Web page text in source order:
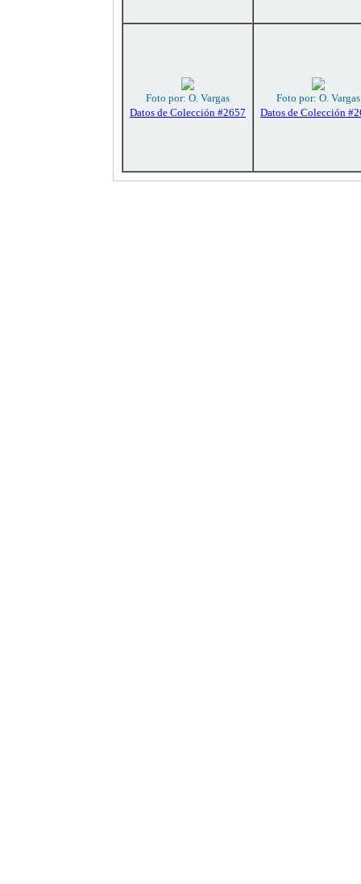
Foto por: O. Vargas
Datos de Colección #2657
Foto por: O. Vargas
Datos de Colección